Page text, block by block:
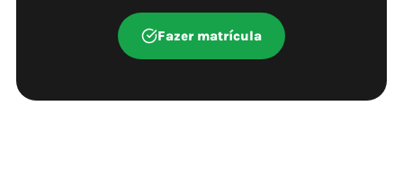
Fazer matrícula